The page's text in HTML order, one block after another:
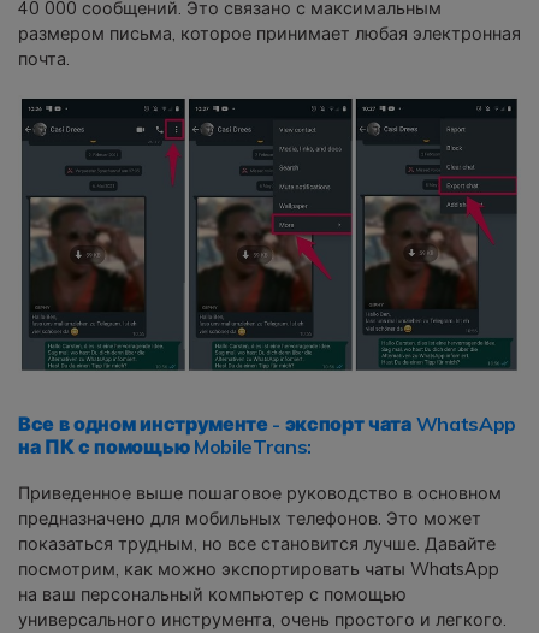
40 000 сообщений. Это связано с максимальным
размером письма, которое принимает любая электронная
почта.
Все в одном инструменте - экспорт чата WhatsApp
на ПК с помощью MobileTrans:
Приведенное выше пошаговое руководство в основном
предназначено для мобильных телефонов. Это может
показаться трудным, но все становится лучше. Давайте
посмотрим, как можно экспортировать чаты WhatsApp
на ваш персональный компьютер с помощью
универсального инструмента, очень простого и легкого.